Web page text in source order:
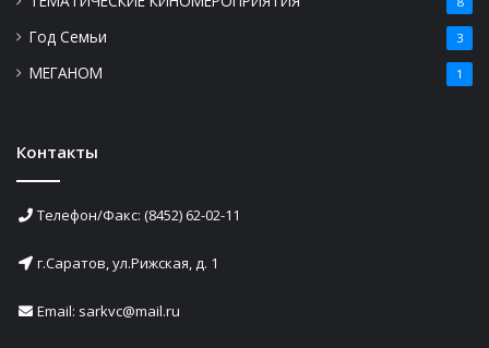
Год Семьи 3
МЕГАНОМ 1
Контакты
Телефон/Факс: (8452) 62-02-11
г.Саратов, ул.Рижская, д. 1
Email: sarkvc@mail.ru